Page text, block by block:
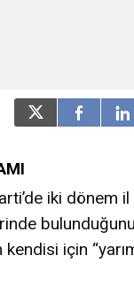
iki dönem
kendisi için